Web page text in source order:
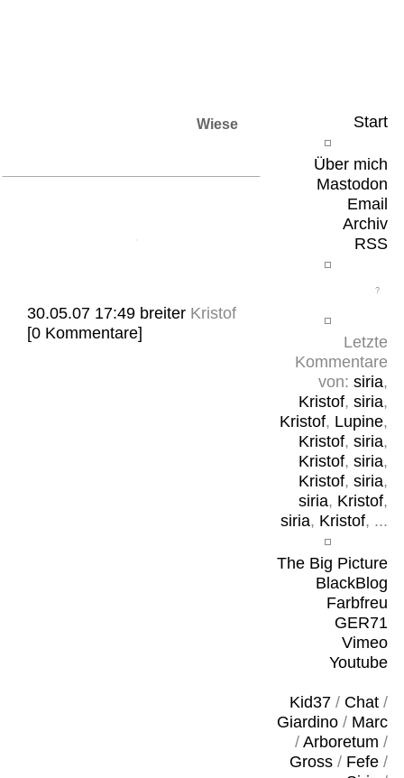
Start
Über mich
Mastodon
Email
Archiv
RSS
Letzte
Kommentare
von: siria,
Kristof, siria,
Kristof, Lupine,
Kristof, siria,
Kristof, siria,
Kristof, siria,
siria, Kristof,
siria, Kristof, ...
The Big Picture
BlackBlog
Farbfreu
GER71
Vimeo
Youtube
Kid37/ Chat/
Giardino/ Marc
/ Arboretum /
Gross/ Fefe/
Wiese
30.05.07 17:49 breiter Kristof
[0 Kommentare]